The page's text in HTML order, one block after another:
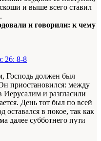
и выше всего ставил
и говорили: к чему
26: 8-8
Господь должен был
приостановился: между
и разгласили
День тот был по всей
оставался в покое, так как
далее субботнего пути